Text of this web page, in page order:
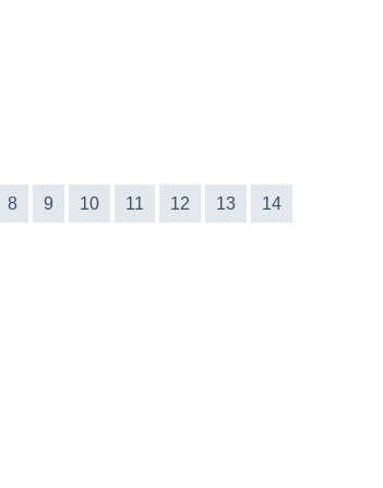
8 9 10 11 12 13 14